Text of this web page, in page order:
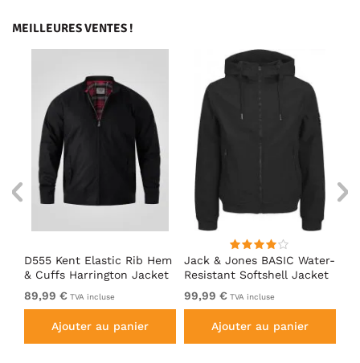
MEILLEURES VENTES !
D555 Kent Elastic Rib Hem
& Cuffs Harrington Jacket
Black
89,99 € TVA incluse
Ajouter au panier
Jack & Jones BASIC Water-
Resistant Softshell Jacket
Black
99,99 € TVA incluse
Ajouter au panier